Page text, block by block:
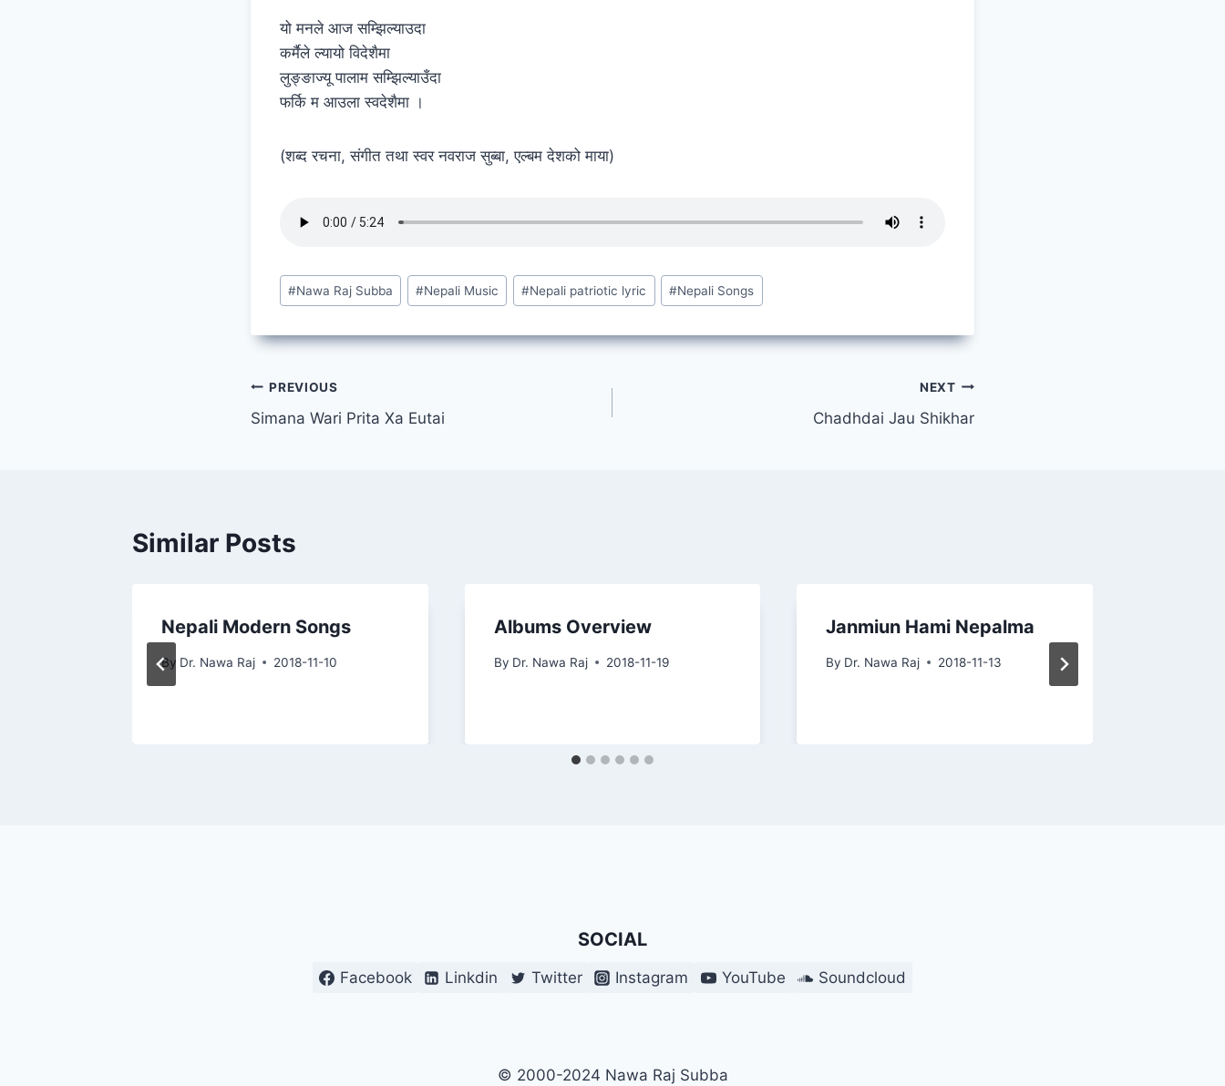
यो मनले आज सम्झिल्याउदा
कर्मैले ल्यायो विदेशैमा
लुङ्ङाज्यू पालाम सम्झिल्याउँदा
फर्कि म आउला स्वदेशैमा ।
(शब्द रचना, संगीत तथा स्वर नवराज सुब्बा, एल्बम देशको माया)
Post
Tags:
#Nawa Raj Subba #Nepali Music #Nepali patriotic lyric #Nepali Songs
Post
navigation
PREVIOUS
Simana Wari Prita Xa Eutai
NEXT
Chadhdai Jau Shikhar
Similar Posts
Nepali Modern Songs
By Dr. Nawa Raj 2018-11-10
Albums Overview
By Dr. Nawa Raj 2018-11-19
Janmiun Hami Nepalma
By Dr. Nawa Raj 2018-11-13
SOCIAL
Facebook Linkdin Twitter Instagram YouTube Soundcloud
© 2000-2024 Nawa Raj Subba